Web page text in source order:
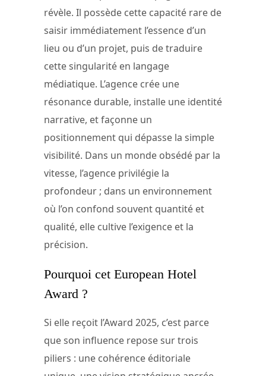
révèle. Il possède cette capacité rare de
saisir immédiatement l’essence d’un
lieu ou d’un projet, puis de traduire
cette singularité en langage
médiatique. L’agence crée une
résonance durable, installe une identité
narrative, et façonne un
positionnement qui dépasse la simple
visibilité. Dans un monde obsédé par la
vitesse, l’agence privilégie la
profondeur ; dans un environnement
où l’on confond souvent quantité et
qualité, elle cultive l’exigence et la
précision.
Pourquoi cet European Hotel
Award ?
Si elle reçoit l’Award 2025, c’est parce
que son influence repose sur trois
piliers : une cohérence éditoriale